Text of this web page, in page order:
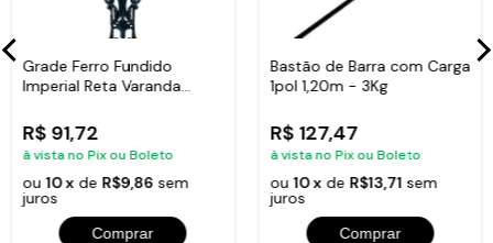
Grade Ferro Fundido
Imperial Reta Varanda
R$ 91,72
à vista no Pix ou Boleto
ou10 x de R$9,86 sem
juros
Comprar
Bastão de Barra com Carga
1pol 1,20m - 3Kg
R$ 127,47
à vista no Pix ou Boleto
ou 10 x de R$13,71 sem
juros
Comprar